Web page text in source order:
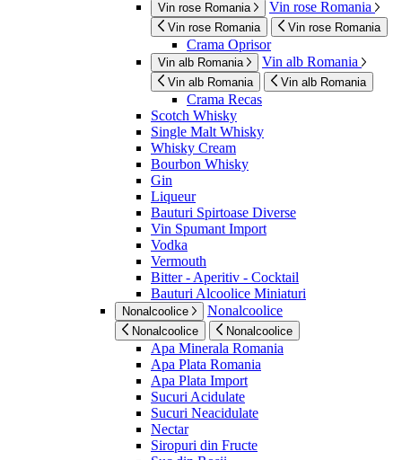
Vin rose Romania Vin rose Romania
Vin rose Romania Vin rose Romania
Crama Oprisor
Vin alb Romania Vin alb Romania
Vin alb Romania Vin alb Romania
Crama Recas
Scotch Whisky
Single Malt Whisky
Whisky Cream
Bourbon Whisky
Gin
Liqueur
Bauturi Spirtoase Diverse
Vin Spumant Import
Vodka
Vermouth
Bitter - Aperitiv - Cocktail
Bauturi Alcoolice Miniaturi
Nonalcoolice Nonalcoolice
Nonalcoolice Nonalcoolice
Apa Minerala Romania
Apa Plata Romania
Apa Plata Import
Sucuri Acidulate
Sucuri Neacidulate
Nectar
Siropuri din Fructe